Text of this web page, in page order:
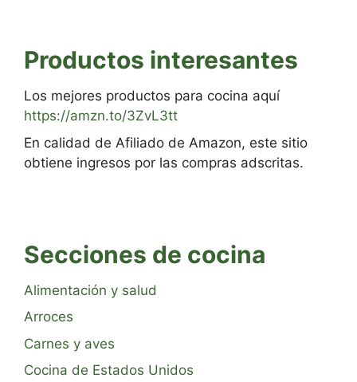
Productos interesantes
Los mejores productos para cocina aquí
https://amzn.to/3ZvL3tt
En calidad de Afiliado de Amazon, este sitio
obtiene ingresos por las compras adscritas.
Secciones de cocina
Alimentación y salud
Arroces
Carnes y aves
Cocina de Estados Unidos